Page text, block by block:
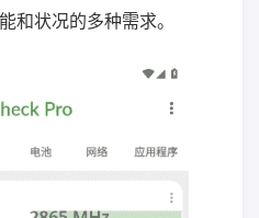
和状况的多种需求。